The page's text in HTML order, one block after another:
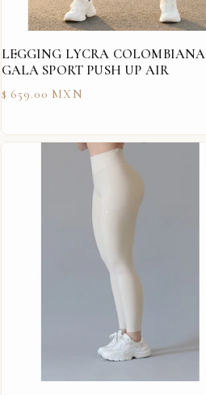
LEGGING LYCRA COLOMBIANA
GALA SPORT PUSH UP AIR
Precio
$ 659.00 MXN